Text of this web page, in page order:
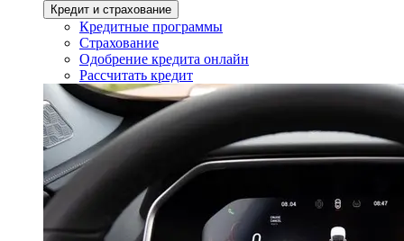
Кредит и страхование
Кредитные программы
Страхование
Одобрение кредита онлайн
Рассчитать кредит